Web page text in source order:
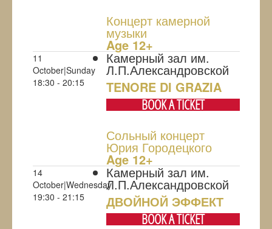
Концерт камерной
музыки
Age 12+
11
October|Sunday
18:30 - 20:15
Камерный зал им.
Л.П.Александровской
TENORE DI GRAZIA
BOOK A TICKET
Сольный концерт
Юрия Городецкого
Age 12+
14
October|Wednesday
19:30 - 21:15
Камерный зал им.
Л.П.Александровской
ДВОЙНОЙ ЭФФЕКТ
BOOK A TICKET